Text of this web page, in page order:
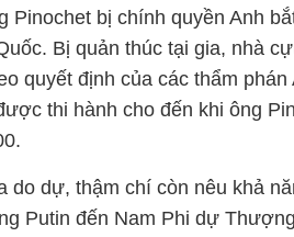
Pinochet bị chính quyền Anh
Bị quản thúc tại gia, nhà
quyết định của các thẩm phán
thi hành cho đến khi ông
do dự, thậm chí còn nêu khả
Putin đến Nam Phi dự